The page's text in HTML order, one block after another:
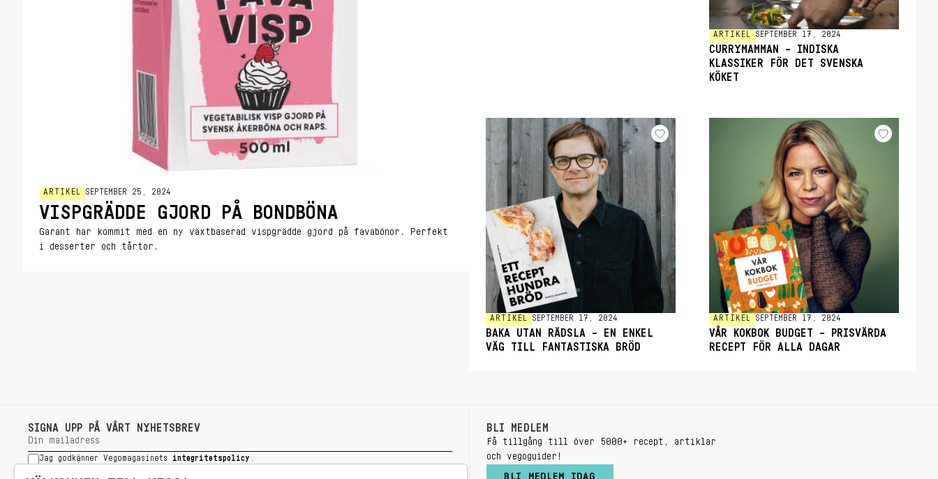
ARTIKEL SEPTEMBER 25, 2024
VISPGRÄDDE GJORD PÅ BONDBÖNA
Garant har kommit med en ny växtbaserad vispgrädde gjord på favabönor. Perfekt
i desserter och tårtor.
ARTIKEL SEPTEMBER 17, 2024
CURRYMAMMAN – INDISKA
KLASSIKER FÖR DET SVENSKA
KÖKET
ARTIKEL SEPTEMBER 17, 2024
BAKA UTAN RÄDSLA – EN ENKEL
VÄG TILL FANTASTISKA BRÖD
ARTIKEL SEPTEMBER 17, 2024
VÅR KOKBOK BUDGET – PRISVÄRDA
RECEPT FÖR ALLA DAGAR
SIGNA UPP PÅ VÅRT NYHETSBREV
Jag godkänner Vegomagasinets integritetspolicy
BLI MEDLEM
Få tillgång till över 5000+ recept, artiklar
och vegoguider!
BLI MEDLEM IDAG